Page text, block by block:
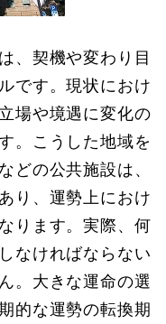
、契機や変わり目
です。現状におけ
場や境遇に変化の
。こうした地域を
などの公共施設は、
り、運勢上におけ
ります。実際、何
なければならない
。大きな運命の選
的な運勢の転換期